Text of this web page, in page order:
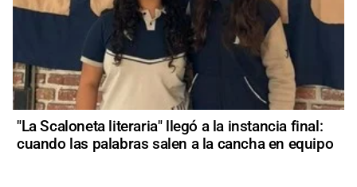
"La Scaloneta literaria" llegó a la instancia final:
cuando las palabras salen a la cancha en equipo